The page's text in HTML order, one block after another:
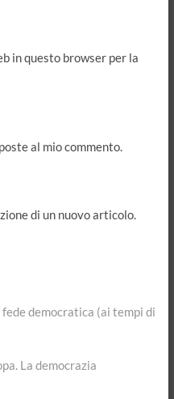
in questo browser per la
al mio commento.
di un nuovo articolo.
democratica (ai tempi di
La democrazia